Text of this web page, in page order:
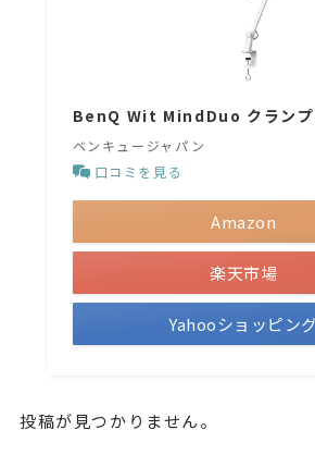
BenQ Wit MindDuo クランプ
ベンキュージャパン
口コミを見る
Amazon
楽天市場
Yahooショッピン
投稿が見つかりません。